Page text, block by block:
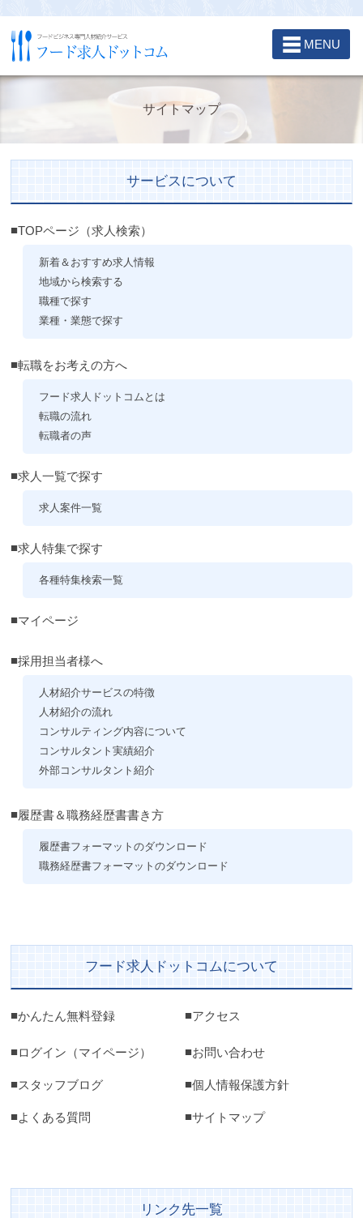
☰ MENU
サイトマップ
サービスについて
TOPページ（求人検索）
新着＆おすすめ求人情報
地域から検索する
職種で探す
業種・業態で探す
転職をお考えの方へ
フード求人ドットコムとは
転職の流れ
転職者の声
求人一覧で探す
求人案件一覧
求人特集で探す
各種特集検索一覧
マイページ
採用担当者様へ
人材紹介サービスの特徴
人材紹介の流れ
コンサルティング内容について
コンサルタント実績紹介
外部コンサルタント紹介
履歴書＆職務経歴書書き方
履歴書フォーマットのダウンロード
職務経歴書フォーマットのダウンロード
フード求人ドットコムについて
かんたん無料登録
ログイン（マイページ）
スタッフブログ
よくある質問
アクセス
お問い合わせ
個人情報保護方針
サイトマップ
リンク先一覧